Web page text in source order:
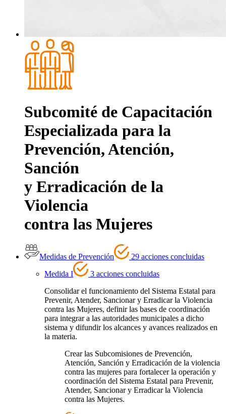
Subcomité de Capacitación
Especializada para la
Prevención, Atención,
Sanción
y Erradicación de la
Violencia
contra las Mujeres
Medidas de Prevención
29 acciones concluidas
Medida I
3 acciones concluidas
Consolidar el funcionamiento del Sistema Estatal para
Prevenir, Atender, Sancionar y Erradicar la Violencia
contra las Mujeres, definir las bases de coordinación
para integrar a las autoridades municipales a dicho
sistema y difundir los alcances y avances realizados en
la materia.
Crear las Subcomisiones de Prevención,
Atención, Sanción y Erradicación de la violencia
contra las mujeres para fortalecer la operación y
coordinación del Sistema Estatal para Prevenir,
Atender, Sancionar y Erradicar la Violencia
contra las Mujeres.